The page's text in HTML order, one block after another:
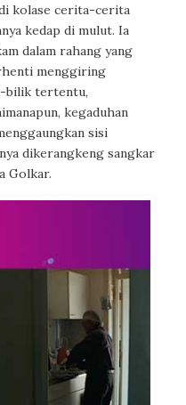
kolase cerita-cerita
kedap di mulut. Ia
dalam rahang yang
menggiring
bilik tertentu,
kegaduhan
sisi
dikerangkeng sangkar
Golkar.